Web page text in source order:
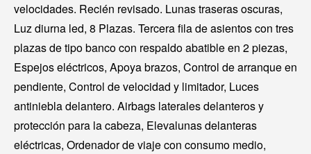
velocidades. Recién revisado. Lunas traseras oscuras,
Luz diurna led, 8 Plazas. Tercera fila de asientos con tres
plazas de tipo banco con respaldo abatible en 2 piezas,
Espejos eléctricos, Apoya brazos, Control de arranque en
pendiente, Control de velocidad y limitador, Luces
antiniebla delantero. Airbags laterales delanteros y
protección para la cabeza, Elevalunas delanteras
eléctricas, Ordenador de viaje con consumo medio,